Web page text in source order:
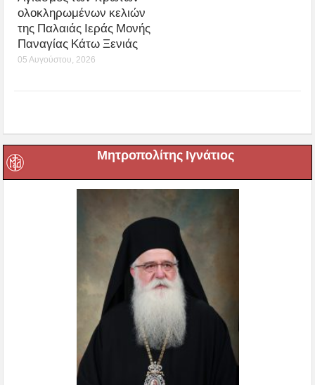
ολοκληρωμένων κελιών
της Παλαιάς Ιεράς Μονής
Παναγίας Κάτω Ξενιάς
05 Αυγούστου, 2026
Μητροπολίτης Ιγνάτιος